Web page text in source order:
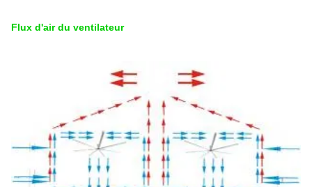
Flux d'air du ventilateur